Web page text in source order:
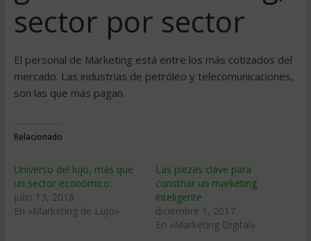
sector por sector
El personal de Marketing está entre los más cotizados del
mercado. Las industrias de petróleo y telecomunicaciones,
son las que más pagan.
Relacionado
Universo del lujo, más que
un sector económico
julio 13, 2018
En «Marketing de Lujo»
Las piezas clave para
construir un marketing
inteligente
diciembre 1, 2017
En «Marketing Digital»